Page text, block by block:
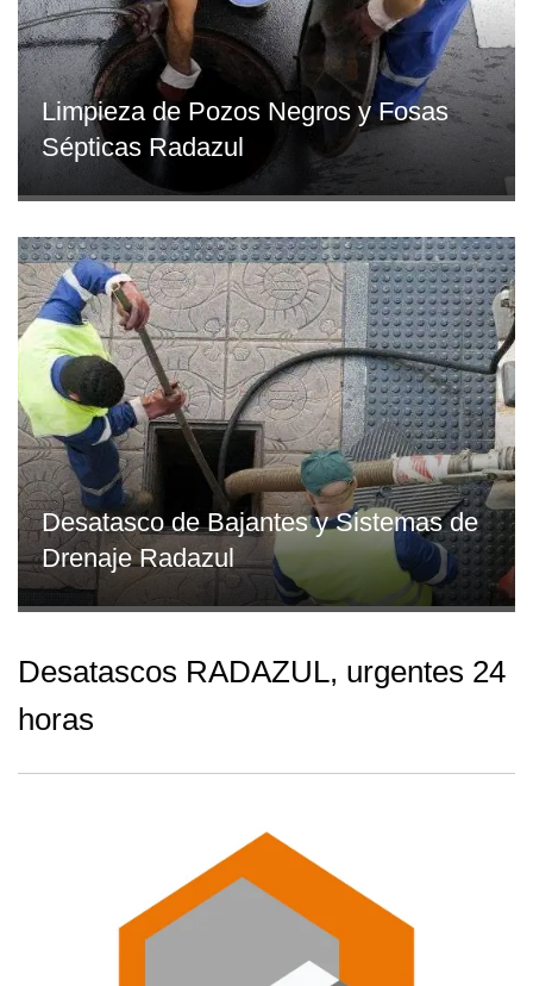
Limpieza de Pozos Negros y Fosas
Sépticas Radazul
Desatasco de Bajantes y Sistemas de
Drenaje Radazul
Desatascos RADAZUL, urgentes 24
horas